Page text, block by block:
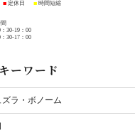
■ 定休日 ■ 時間短縮
30-19：00
30-17：00
ーワード
ズラ・ボノーム